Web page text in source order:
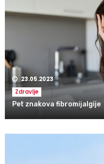
23.05.2023
Zdravlje
Pet znakova fibromijalgije